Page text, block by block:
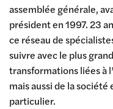
assemblée générale,
président en 1997. 23
ce réseau de
suivre avec le plus
transformations liées à
mais aussi de la
particulier.